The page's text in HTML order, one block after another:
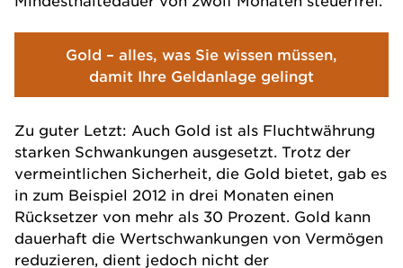
Gold – alles, was Sie wissen müssen,
damit Ihre Geldanlage gelingt
Zu guter Letzt: Auch Gold ist als Fluchtwährung
starken Schwankungen ausgesetzt. Trotz der
vermeintlichen Sicherheit, die Gold bietet, gab es
in zum Beispiel 2012 in drei Monaten einen
Rücksetzer von mehr als 30 Prozent. Gold kann
dauerhaft die Wertschwankungen von Vermögen
reduzieren, dient jedoch nicht der